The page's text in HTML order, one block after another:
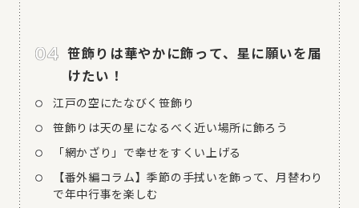
笹飾りは華やかに飾って、星に願いを届
けたい！
江戸の空にたなびく笹飾り
笹飾りは天の星になるべく近い場所に飾ろう
「網かざり」で幸せをすくい上げる
【番外編コラム】季節の手拭いを飾って、月替わり
で年中行事を楽しむ